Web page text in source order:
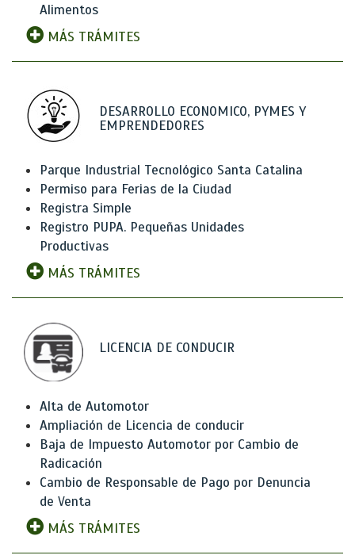
Alimentos
MÁS TRÁMITES
DESARROLLO ECONOMICO, PYMES Y
EMPRENDEDORES
Parque Industrial Tecnológico Santa Catalina
Permiso para Ferias de la Ciudad
Registra Simple
Registro PUPA. Pequeñas Unidades
Productivas
MÁS TRÁMITES
LICENCIA DE CONDUCIR
Alta de Automotor
Ampliación de Licencia de conducir
Baja de Impuesto Automotor por Cambio de
Radicación
Cambio de Responsable de Pago por Denuncia
de Venta
MÁS TRÁMITES